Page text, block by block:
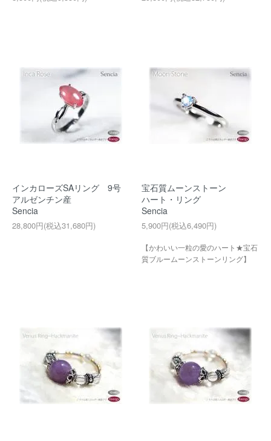
インカローズSAリング 9号
アルゼンチン産
Sencia
28,800円(税込31,680円)
宝石質ムーンストーン
ハート・リング
Sencia
5,900円(税込6,490円)
【かわいい一粒の愛のハート★宝石
質ブルームーンストーンリング】